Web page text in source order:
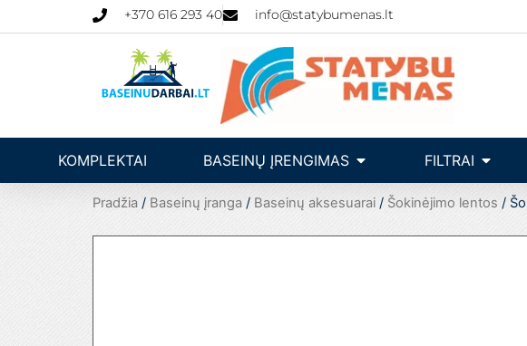
prie
+370 616 293 40 info@statybumenas.lt
KOMPLEKTAI BASEINŲ ĮRENGIMAS Open Baseinų įrengimas
FILTRAI Open
Pradžia / Baseinų įranga / Baseinų aksesuarai / Šokinėjimo lentos /